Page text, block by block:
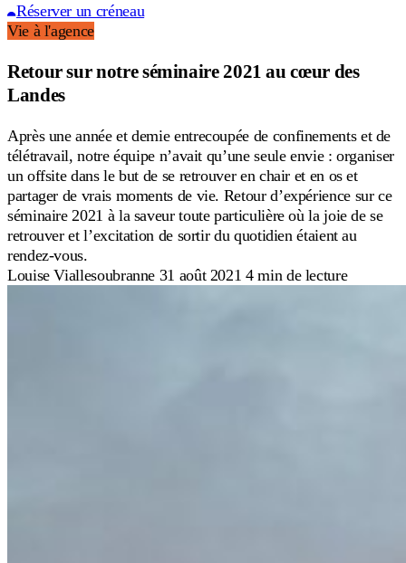
Réserver un créneau
Vie à l'agence
Retour sur notre séminaire 2021 au cœur des
Landes
Après une année et demie entrecoupée de confinements et de
télétravail, notre équipe n’avait qu’une seule envie : organiser
un offsite dans le but de se retrouver en chair et en os et
partager de vrais moments de vie. Retour d’expérience sur ce
séminaire 2021 à la saveur toute particulière où la joie de se
retrouver et l’excitation de sortir du quotidien étaient au
rendez-vous.
Louise Viallesoubranne 31 août 20214 min de lecture